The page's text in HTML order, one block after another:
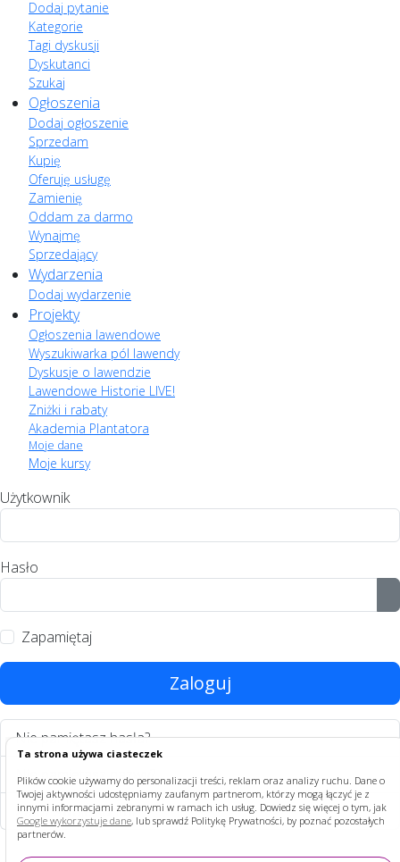
Ta strona używa ciasteczek
Plików cookie używamy do personalizacji treści, reklam oraz analizy ruchu. Dane o
Twojej aktywności udostępniamy zaufanym partnerom, którzy mogą łączyć je z
innymi informacjami zebranymi w ramach ich usług. Dowiedz się więcej o tym, jak
Google wykorzystuje dane, lub sprawdź Politykę Prywatności, by poznać pozostałych
partnerów.
Dodaj pytanie
Kategorie
Tagi dyskusji
Dyskutanci
Szukaj
Ogłoszenia
Dodaj ogłoszenie
Sprzedam
Kupię
Oferuję usługę
Zamienię
Oddam za darmo
Wynajmę
Sprzedający
Wydarzenia
Dodaj wydarzenie
Projekty
Ogłoszenia lawendowe
Wyszukiwarka pól lawendy
Dyskusje o lawendzie
Lawendowe Historie LIVE!
Zniżki i rabaty
Akademia Plantatora
Moje dane
Moje kursy
Użytkownik
Hasło
Zapamiętaj
Zaloguj
Nie pamiętasz hasła?
Nie pamiętasz nazwy?
Załóż swoje konto!